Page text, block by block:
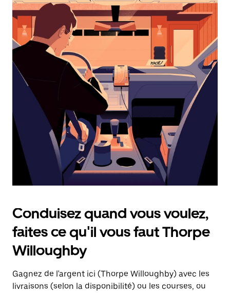
interagir
avec
calendrier
et
sélectionner
une
date.
Appuyez
d'échappement
pour
fermer
calendrier.
Conduisez quand vous voulez,
faites ce qu'il vous faut Thorpe
Willoughby
Gagnez de l'argent ici (Thorpe Willoughby) avec les
livraisons (selon la disponibilité) ou les courses, ou